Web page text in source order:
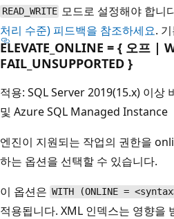
READ_WRITE 모드로 설정해야 합니
처리 수준) 피드백을 참조하세요.
ELEVATE_ONLINE = { 오프 |
FAIL_UNSUPPORTED }
적용: SQL Server 2019(15.x) 이상
및 Azure SQL Managed Instance
엔진이 지원되는 작업의 권한을
하는 옵션을 선택할 수 있습니다.
이 옵션은 WITH (ONLINE =
적용됩니다. XML 인덱스는 영향을